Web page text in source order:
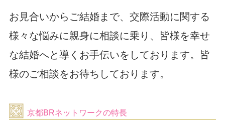
2023/09/15 「秋の婚活応援・無料キャンペーン」を掲載し
2023/08/03 お盆休暇 ＜8月11日(金・祝) ～ 8月15日(火)＞
2023/07/10 ・ブログ更新 ＜💕嬉しいご成婚💚>
2023/06/14 「夏の婚活応援・無料キャンペーン」を掲載し
2023/05/29 ・ブログ更新 ＜大切な命🍃>
2023/04/19 ・ブログ更新 ＜素敵な交際が実りますように
お見合いからご結婚まで、交際活動に関する
様々な悩みに親身に相談に乗り、皆様を幸せ
な結婚へと導くお手伝いをしております。皆
様のご相談をお待ちしております。
京都BRネットワークの特長